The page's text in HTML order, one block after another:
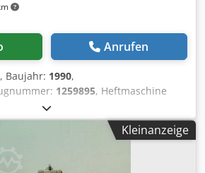
flicking over the table Maschine
/ for long term use, low noise level
Online-Video-Inspection by
Available Immediately - Can be
/ Nürnberg - Can be test
Anrufen
, Baujahr: 1990,
1259895, Heftmaschine
Video-Inspection by Skype-Video
with your visit - more machines
- Can be inspect On Stock
- Can be test Dksdjtzc Nhopfx Ab
Kleinanzeige